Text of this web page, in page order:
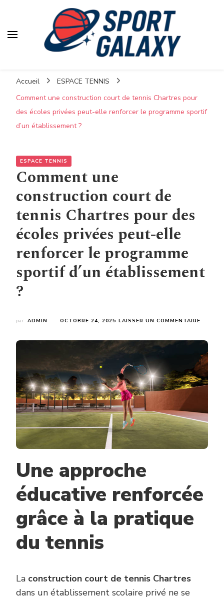
Accueil
ESPACE TENNIS
Comment une construction court de tennis Chartres pour
des écoles privées peut-elle renforcer le programme sportif
d’un établissement ?
ESPACE TENNIS
Comment une
construction court de
tennis Chartres pour des
écoles privées peut-elle
renforcer le programme
sportif d’un établissement
?
par ADMIN OCTOBRE 24, 2025 LAISSER UN COMMENTAIRE
COURT
DE
TENNIS
PEUT-
?
Une approche
éducative renforcée
grâce à la pratique
du tennis
La construction court de tennis Chartres
dans un établissement scolaire privé ne se